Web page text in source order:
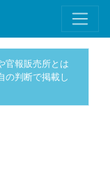
官報販売所とは
の判断で掲載し